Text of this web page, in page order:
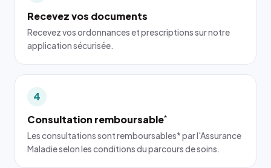
Recevez vos documents
Recevez vos ordonnances et prescriptions sur notre
application sécurisée.
4
Consultation remboursable*
Les consultations sont remboursables* par l'Assurance
Maladie selon les conditions du parcours de soins.